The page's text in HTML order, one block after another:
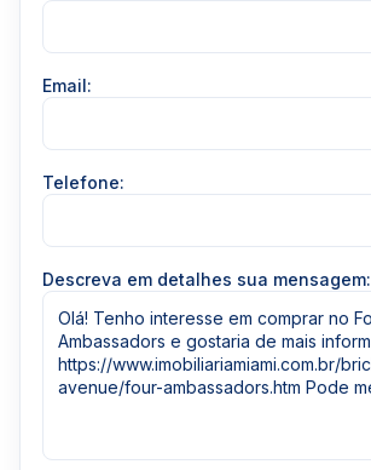
Email:
Telefone:
Descreva em detalhes sua mensagem: